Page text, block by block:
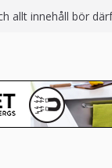
allt innehåll bör